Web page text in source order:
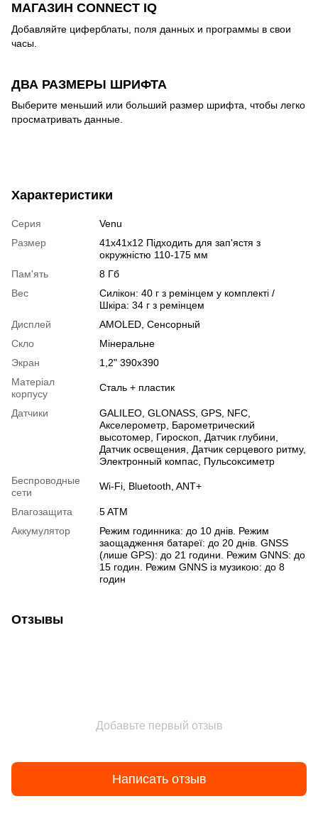
МАГАЗИН CONNECT IQ
Добавляйте циферблаты, поля данных и программы в свои
часы.
ДВА РАЗМЕРЫ ШРИФТА
Выберите меньший или больший размер шрифта, чтобы легко
просматривать данные.
Характеристики
Серия
Venu
Размер
41х41х12 Підходить для зап'ястя з
окружністю 110-175 мм
Пам'ять
8 Гб
Вес
Силікон: 40 г з ремінцем у комплекті /
Шкіра: 34 г з ремінцем
Дисплей
AMOLED Сенсорный
Скло
Мінеральне
Экран
1,2" 390х390
Матеріал
корпусу
Сталь + пластик
Датчики GALILEO GLONASS GPS NFC
Акселерометр Барометрический
высотомер Гироскоп Датчик глубини
Датчик освещения
Датчик серцевого ритму,
Электронный компас Пульсоксиметр
Беспроводные
сети
Wi-Fi Bluetooth ANT+
Влагозащита
5 ATM
Аккумулятор
Режим годинника: до 10 днів. Режим
заощадження батареї: до 20 днів. GNSS
(лише GPS): до 21 години. Режим GNNS: до
15 годин. Режим GNNS із музикою: до 8
годин
Отзывы
Добавьте первый отзыв
Написать отзыв